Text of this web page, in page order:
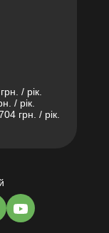
/ рік.
/ рік.
грн. / рік.